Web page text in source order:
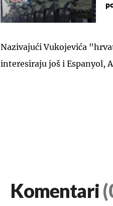
Nazivajući Vukojevića
interesiraju još i Espanyol,
Komentari